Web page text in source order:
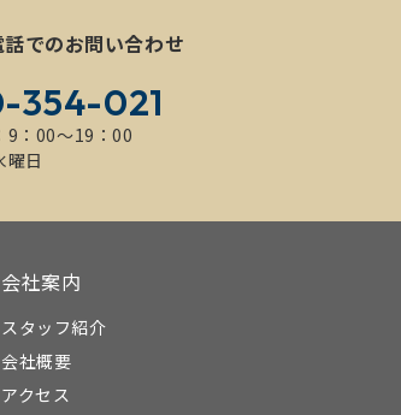
話でのお問い合わせ
354-021
9：00～19：00
曜日
会社案内
スタッフ紹介
会社概要
アクセス